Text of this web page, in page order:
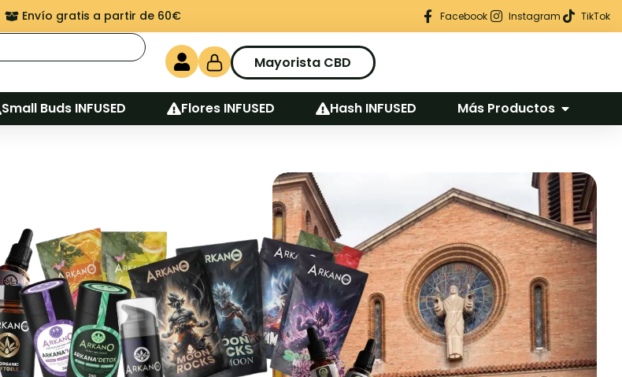
Envío gratis a partir de 60€ Regalo seguro en cada pedidoFacebook Instagram TikTok
Mayorista CBD
Small Buds INFUSED Flores INFUSED Hash INFUSED Más Productos